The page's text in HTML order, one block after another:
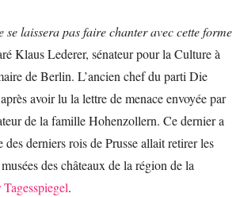
se laissera pas faire chanter avec cette forme
Klaus Lederer, sénateur pour la Culture à
de Berlin. L’ancien chef du parti Die
avoir lu la lettre de menace envoyée par
de la famille Hohenzollern. Ce dernier a
derniers rois de Prusse allait retirer les
des châteaux de la région de la
.